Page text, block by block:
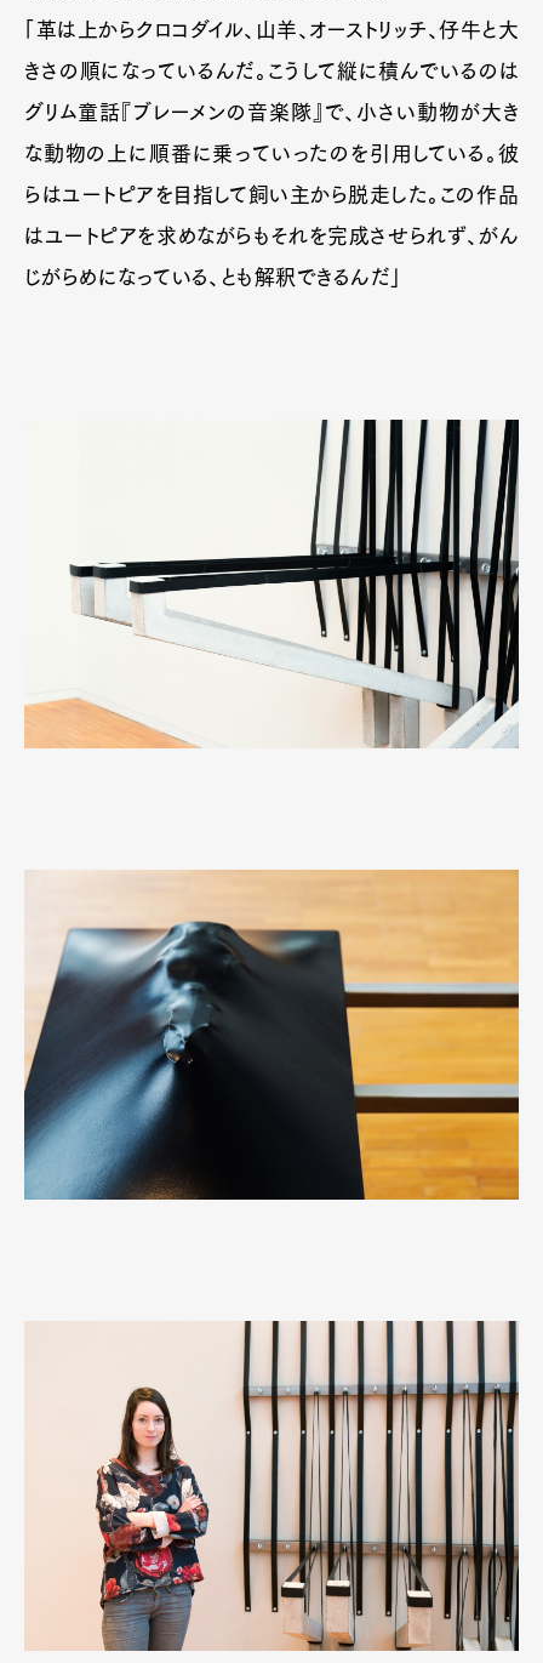
「革は上からクロコダイル、山羊、オーストリッチ、仔牛と大
きさの順になっているんだ。こうして縦に積んでいるのは
グリム童話『ブレーメンの音楽隊』で、小さい動物が大き
な動物の上に順番に乗っていったのを引用している。彼
らはユートピアを目指して飼い主から脱走した。この作品
はユートピアを求めながらもそれを完成させられず、がん
じがらめになっている、とも解釈できるんだ」